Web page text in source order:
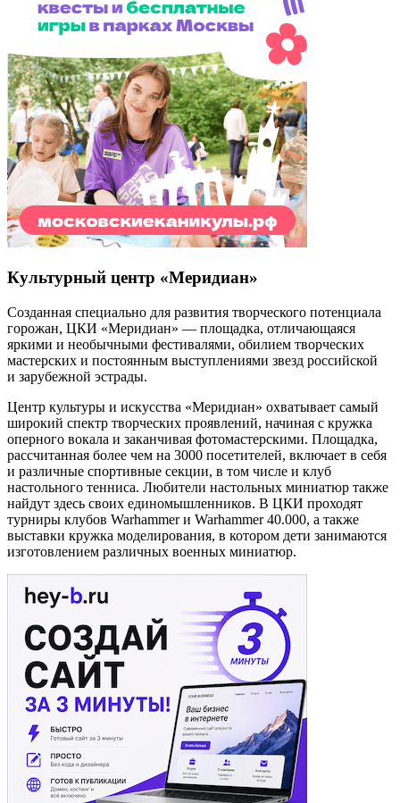
Культурный центр «Меридиан»
Созданная специально для развития творческого потенциала
горожан, ЦКИ «Меридиан» — площадка, отличающаяся
яркими и необычными фестивалями, обилием творческих
мастерских и постоянным выступлениями звезд российской
и зарубежной эстрады.
Центр культуры и искусства «Меридиан» охватывает самый
широкий спектр творческих проявлений, начиная с кружка
оперного вокала и заканчивая фотомастерскими. Площадка,
рассчитанная более чем на 3000 посетителей, включает в себя
и различные спортивные секции, в том числе и клуб
настольного тенниса. Любители настольных миниатюр также
найдут здесь своих единомышленников. В ЦКИ проходят
турниры клубов Warhammer и Warhammer 40.000, а также
выставки кружка моделирования, в котором дети занимаются
изготовлением различных военных миниатюр.